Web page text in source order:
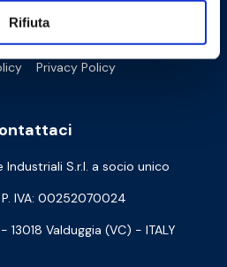
Rifiuta
Privacy Policy
Industriali S.r.l. a socio unico
IVA: 00252070024
13018 Valduggia (VC) - ITALY